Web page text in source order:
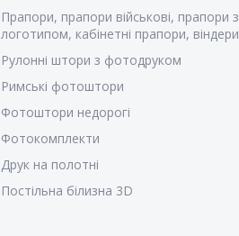
Прапори, прапори військові, прапори з
логотипом, кабінетні прапори, віндери
Рулонні штори з фотодруком
Римські фотоштори
Фотоштори недорогі
Фотокомплекти
Друк на полотні
Постільна білизна 3D